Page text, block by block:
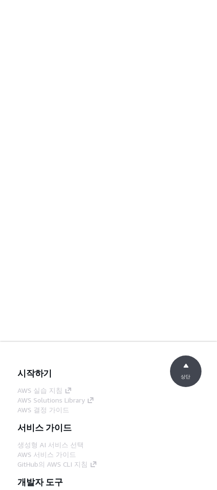
시작하기
AWS 실습 지침
AWS Solutions Library
AWS 결정 가이드
서비스 가이드
생성형 AI 서비스 선택
AWS 서비스 가이드
GitHub의 AWS CLI 지침
개발자 도구
상단